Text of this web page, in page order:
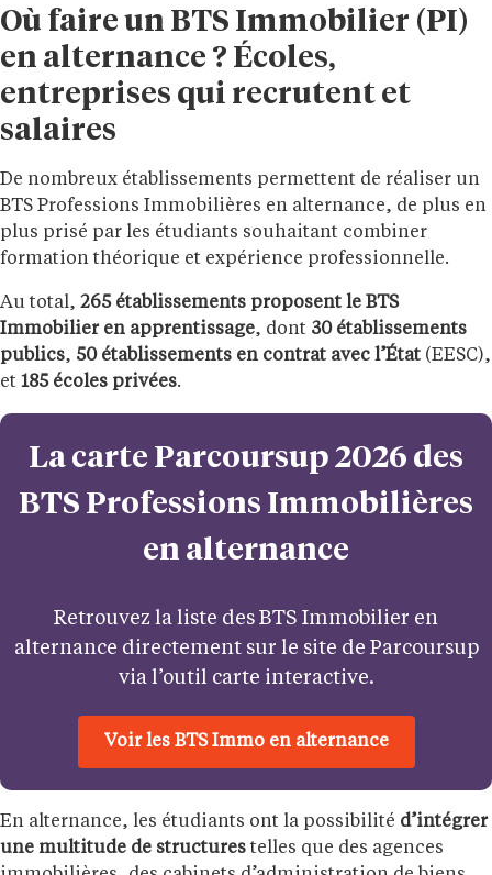
Où faire un BTS Immobilier (PI)
en alternance ? Écoles,
entreprises qui recrutent et
salaires
De nombreux établissements permettent de réaliser un
BTS Professions Immobilières en alternance, de plus en
plus prisé par les étudiants souhaitant combiner
formation théorique et expérience professionnelle.
Au total, 265 établissements proposent le BTS
Immobilier en apprentissage, dont 30 établissements
publics, 50 établissements en contrat avec l’État (EESC),
et 185 écoles privées.
La carte Parcoursup 2026 des
BTS Professions Immobilières
en alternance
Retrouvez la liste des BTS Immobilier en
alternance directement sur le site de Parcoursup
via l’outil carte interactive.
Voir les BTS Immo en alternance
En alternance, les étudiants ont la possibilité d’intégrer
une multitude de structurestelles que des agences